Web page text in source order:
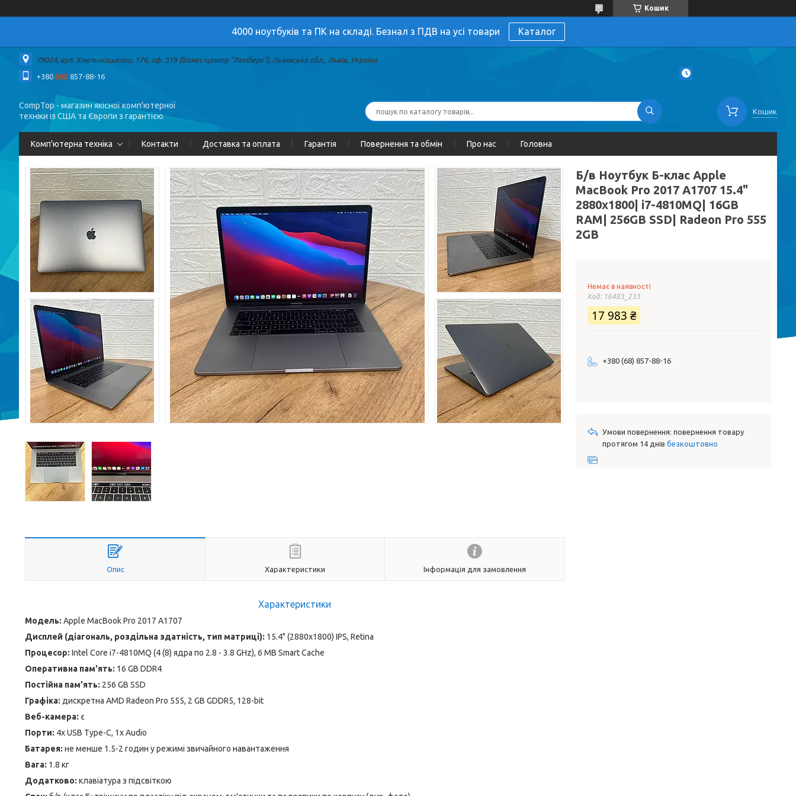
Кошик
4000 ноутбуків та ПК на складі. Безнал з ПДВ на усі товари Каталог
79024, вул. Хмельницького, 176, оф. 319 (бізнес-центр "Лємберг"), Львівська обл., Львів, Україна
+380 (68) 857-88-16
CompTop - магазин якісної комп'ютерної
техніки із США та Європи з гарантією
Кошик
Комп'ютерна техніка Контакти Доставка та оплата Гарантія Повернення та обмін Про нас Головна
Опис Характеристики Інформація для замовлення
Характеристики
Модель: Apple MacBook Pro 2017 A1707
Дисплей (діагональ, роздільна здатність, тип матриці): 15.4" (2880x1800) IPS, Retina
Процесор: Intel Core i7-4810MQ (4 (8) ядра по 2.8 - 3.8 GHz), 6 MB Smart Cache
Оперативна пам'ять: 16 GB DDR4
Постійна пам'ять: 256 GB SSD
Графіка: дискретна AMD Radeon Pro 555, 2 GB GDDR5, 128-bit
Веб-камера: є
Порти: 4x USB Type-C, 1x Audio
Батарея: не менше 1.5-2 годин у режимі звичайного навантаження
Вага: 1.8 кг
Додатково: клавіатура з підсвіткою
Б/в Ноутбук Б-клас Apple
MacBook Pro 2017 A1707 15.4"
2880x1800| i7-4810MQ| 16GB
RAM| 256GB SSD| Radeon Pro 555
2GB
Немає в наявності
Код: 16483_233
17 983 ₴
+380 (68) 857-88-16
повернення товару
протягом 14 днів безкоштовно